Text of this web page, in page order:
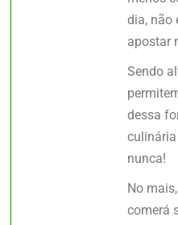
dia, não
apostar
Sendo
dessa
nunca!
No
comerá